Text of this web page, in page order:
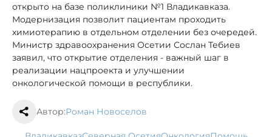
открыто на базе поликлиники №1 Владикавказа.
Модернизация позволит пациентам проходить
химиотерапию в отдельном отделении без очередей.
Министр здравоохранения Осетии Сослан Тебиев
заявил, что открытие отделения - важный шаг в
реализации нацпроекта и улучшении
онкологической помощи в республики.
Автор:Роман Новоселов